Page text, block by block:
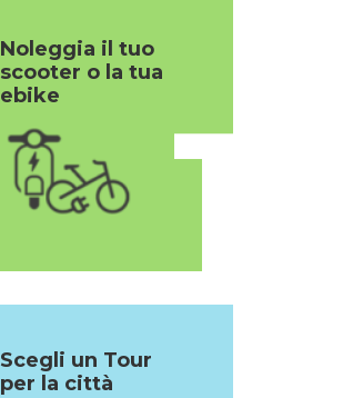
1
Noleggia il tuo
scooter o la tua
ebike
Scegli un Tour
per la città